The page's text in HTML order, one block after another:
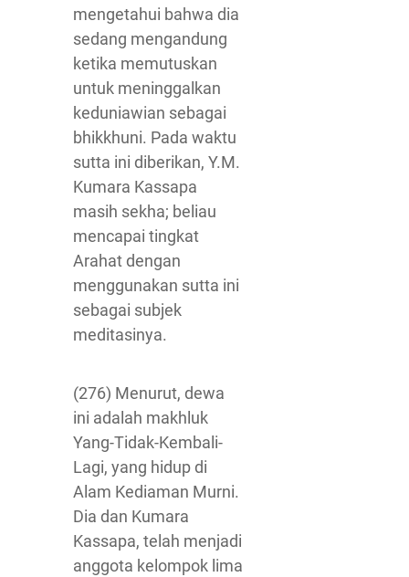
mengetahui bahwa dia
sedang mengandung
ketika memutuskan
untuk meninggalkan
keduniawian sebagai
bhikkhuni. Pada waktu
sutta ini diberikan, Y.M.
Kumara Kassapa
masih sekha; beliau
mencapai tingkat
Arahat dengan
menggunakan sutta ini
sebagai subjek
meditasinya.
(276) Menurut, dewa
ini adalah makhluk
Yang-Tidak-Kembali-
Lagi, yang hidup di
Alam Kediaman Murni.
Dia dan Kumara
Kassapa, telah menjadi
anggota kelompok lima